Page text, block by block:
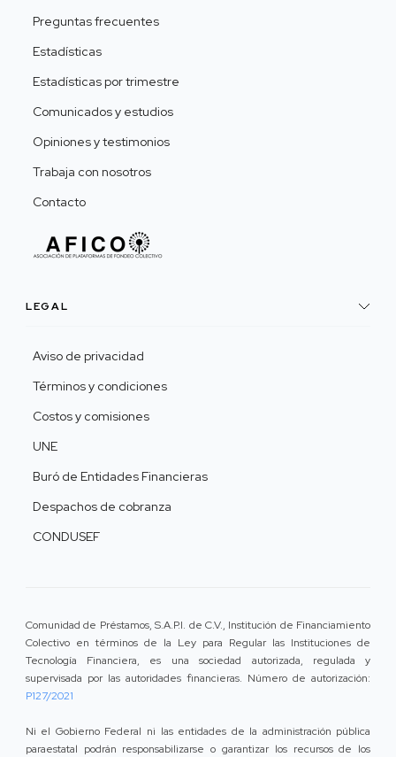
Preguntas frecuentes
Estadísticas
Estadísticas por trimestre
Comunicados y estudios
Opiniones y testimonios
Trabaja con nosotros
Contacto
LEGAL
Aviso de privacidad
Términos y condiciones
Costos y comisiones
UNE
Buró de Entidades Financieras
Despachos de cobranza
CONDUSEF
Comunidad de Préstamos, S.A.P.I. de C.V., Institución de Financiamiento
Colectivo en términos de la Ley para Regular las Instituciones de
Tecnología Financiera, es una sociedad autorizada, regulada y
supervisada por las autoridades financieras. Número de autorización:
P127/2021
Ni el Gobierno Federal ni las entidades de la administración pública
paraestatal podrán responsabilizarse o garantizar los recursos de los